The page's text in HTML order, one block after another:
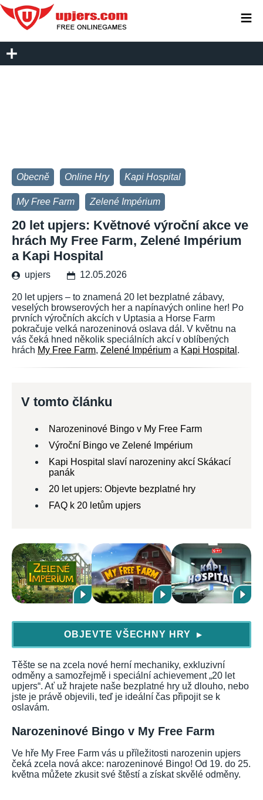
Obecně Online Hry Kapi Hospital
My Free Farm Zelené Impérium
20 let upjers: Květnové výroční akce ve
hrách My Free Farm, Zelené Impérium
a Kapi Hospital
upjers 12.05.2026
20 let upjers – to znamená 20 let bezplatné zábavy,
veselých browserových her a napínavých online her! Po
prvních výročních akcích v Uptasia a Horse Farm
pokračuje velká narozeninová oslava dál. V květnu na
vás čeká hned několik speciálních akcí v oblíbených
hrách My Free Farm, Zelené Impérium a Kapi Hospital .
V tomto článku
Narozeninové Bingo v My Free Farm
Výroční Bingo ve Zelené Impérium
Kapi Hospital slaví narozeniny akcí Skákací
panák
20 let upjers: Objevte bezplatné hry
FAQ k 20 letům upjers
OBJEVTE VŠECHNY HRY ▶
Těšte se na zcela nové herní mechaniky, exkluzivní
odměny a samozřejmě i speciální achievement „20 let
upjers“. Ať už hrajete naše bezplatné hry už dlouho, nebo
jste je právě objevili, teď je ideální čas připojit se k
oslavám.
Narozeninové Bingo v My Free Farm
Ve hře My Free Farm vás u příležitosti narozenin upjers
čeká zcela nová akce: narozeninové Bingo! Od 19. do 25.
května můžete zkusit své štěstí a získat skvělé odměny.
≡